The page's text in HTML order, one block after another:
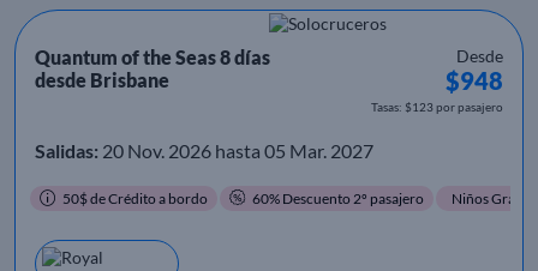
Quantum of the Seas 8 días
desde Brisbane
Desde
$948
Tasas: $123 por pasajero
Salidas: 20 Nov. 2026 hasta 05 Mar. 2027
50$ de Crédito a bordo 60% Descuento 2º pasajero Niños Gratis